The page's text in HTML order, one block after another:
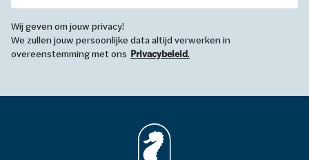
Wij geven om jouw privacy!
We zullen jouw persoonlijke data altijd verwerken in
overeenstemming met ons Privacybeleid.